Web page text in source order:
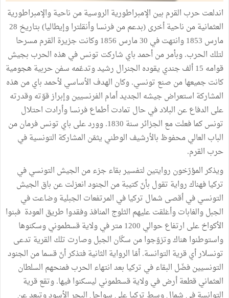
اندلعت حرب القرم بين الإمبراطورية الروسية من ناحية والإمبراطورية
العثمانية من ناحية أخرى (بدعم من فرنسا وأنقلترا وإيطاليا) بتاريخ 28
مارس 1853 وانتهت في 30 مارس 1856 وكانت جزيرة القرم مسرحا
لتلك الحرب. وبأمر من أحمد باي شاركت تونس في هذه الحرب بجيش
قوامه 15 ألف جندي يقوده الجنرال رشيد وتدعّمه سفن حربية هجومية
كانت جميعها من صنع تونسي. وكان الهدف الأساسي لأحمد باي من هذه
المشاركة استعراض جيشه الجديد أمام الفرنسيين وإبراز قوّته وقدرته
على الدفاع عن البلاد في حال تمادت أطماع فرنسا وأرادت احتلال
تونس كما فعلت مع الجزائر سنة 1830. وورد على باي تونس فرمان من
الباب العالي محفوظ بالأرشيف الوطني يثمّن المشاركة التونسية في
حرب القرم.
ويذكر المؤرّخون روايتين لتفسير بقاء جزء من الجيش التونسي في
تركيا فهناك رواية تقول بأنّ كتيبة من الجنود انعزلت عن باق الجيش
التونسي في أقصى شمال تركيا في المرتفعات الجبلية وضاعت في
الجبل والغابات وأغلقت عليهم الثلوج المنافذ وفقدوا طريق العودة فبنوا
الأكواخ على ارتفاع حوالي 1200 متر في ولاية قسطموني وسكنوها
واستوطنوا هناك وتزوّجوا من سكّان الجبل وصارت تلك القرية تدعى
تونسلار أي قرية التوانسة. أمّا الرواية الثانية فتذكر أنّ قسما من الجنود
التونسيين فضّل البقاء في تركيا بعد انتهاء الحرب فمنحهم السلطان
العثماني قطعة أرض في ولاية قسطموني ليسكنوا فيها. وتقع قرية